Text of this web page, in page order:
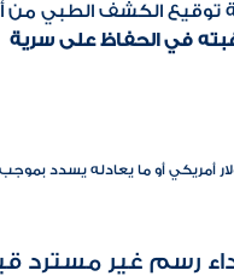
توقيع الكشف الطبي من
في الحفاظ على
أمريكي أو ما يعادله يسدد
رسم غير مسترد